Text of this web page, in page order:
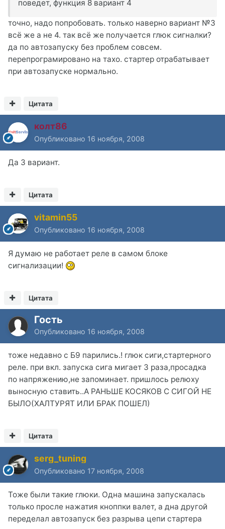
поведет, функция 8 вариант 4
точно, надо попробовать. только наверно вариант №3
всё же а не 4. так всё же получается глюк сигналки?
да по автозапуску без проблем совсем.
перепрограмировано на тахо. стартер отрабатывает
при автозапуске нормально.
Цитата
колт86
Опубликовано 16 ноября, 2008
Да 3 вариант.
Цитата
vitamin55
Опубликовано 16 ноября, 2008
Я думаю не работает реле в самом блоке
сигнализации!
Цитата
Гость
Опубликовано 16 ноября, 2008
тоже недавно с Б9 парились.! глюк сиги,стартерного
реле. при вкл. запуска сига мигает 3 раза,просадка
по напряжению,не запоминает. пришлось релюху
выносную ставить..А РАНЬШЕ КОСЯКОВ С СИГОЙ НЕ
БЫЛО(ХАЛТУРЯТ ИЛИ БРАК ПОШЕЛ)
Цитата
serg_tuning
Опубликовано 17 ноября, 2008
Тоже были такие глюки. Одна машина запускалась
только просле нажатия кноппки валет, а дна другой
переделал автозапуск без разрыва цепи стартера